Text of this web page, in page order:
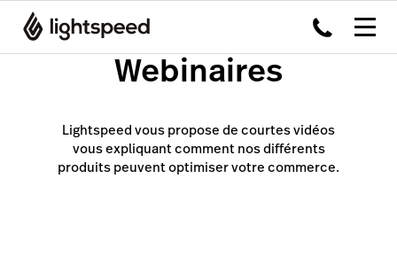
Webinaires
Lightspeed vous propose de courtes vidéos
vous expliquant comment nos différents
produits peuvent optimiser votre commerce.